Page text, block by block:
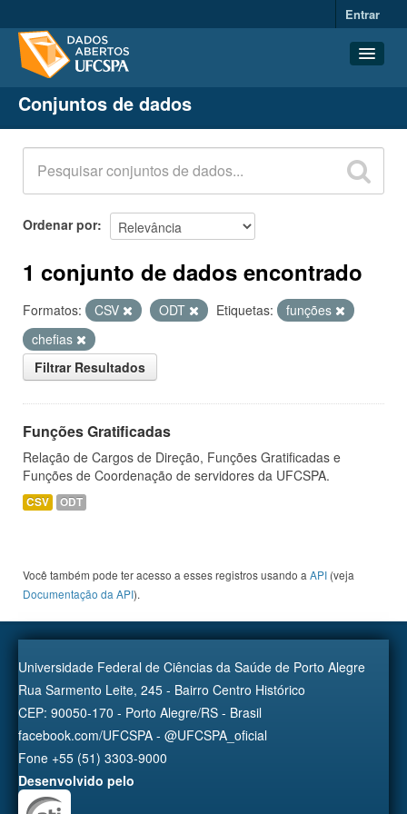
Entrar
Conjuntos de dados
Organizações
Grupos
Sobre
Conjuntos de dados
Ordenar por
1 conjunto de dados encontrado
Formatos: CSV ODT Etiquetas:
funções
chefias
Filtrar Resultados
Funções Gratificadas
Relação de Cargos de Direção, Funções Gratificadas e
Funções de Coordenação de servidores da UFCSPA.
CSV ODT
Você também pode ter acesso a esses registros usando a API (veja
Documentação da API).
Universidade Federal de Ciências da Saúde de Porto Alegre
Rua Sarmento Leite, 245 - Bairro Centro Histórico
CEP: 90050-170 - Porto Alegre/RS - Brasil
facebook.com/UFCSPA - @UFCSPA_oficial
Fone +55 (51) 3303-9000
Desenvolvido pelo